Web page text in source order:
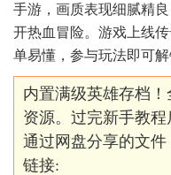
手游，画质表现细腻精
开热血冒险。游戏上线
单易懂，参与玩法即可
内置满级英雄存档
资源。过完新手教
通过网盘分享的文件
链接: